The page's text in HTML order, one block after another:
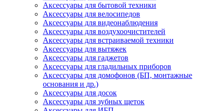
Аксессуары для бытовой техники
Аксессуары для велосипедов
Аксессуары для видеонаблюдения
Аксессуары для воздухоочистителей
Аксессуары для встраиваемой техники
Аксессуары для вытяжек
Аксессуары для гаджетов
Аксессуары для гладильных приборов
Аксессуары для домофонов (БП, монтажные
основания и др.)
Аксессуары для досок
Аксессуары для зубных щеток